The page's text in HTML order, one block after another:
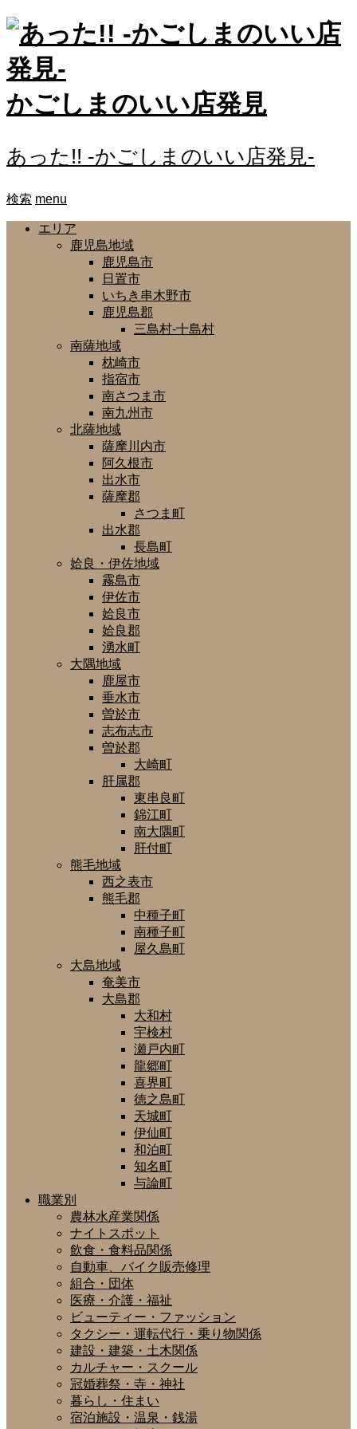
かごしまのいい店発見
あった!! -かごしまのいい店発見-
検索 menu
エリア
鹿児島地域
鹿児島市
日置市
いちき串木野市
鹿児島郡
三島村-十島村
南薩地域
枕崎市
指宿市
南さつま市
南九州市
北薩地域
薩摩川内市
阿久根市
出水市
薩摩郡
さつま町
出水郡
長島町
姶良・伊佐地域
霧島市
伊佐市
姶良市
姶良郡
湧水町
大隅地域
鹿屋市
垂水市
曽於市
志布志市
曽於郡
大崎町
肝属郡
東串良町
錦江町
南大隅町
肝付町
熊毛地域
西之表市
熊毛郡
中種子町
南種子町
屋久島町
大島地域
奄美市
大島郡
大和村
宇検村
瀬戸内町
龍郷町
喜界町
徳之島町
天城町
伊仙町
和泊町
知名町
与論町
職業別
農林水産業関係
ナイトスポット
飲食・食料品関係
自動車、バイク販売修理
組合・団体
医療・介護・福祉
ビューティー・ファッション
タクシー・運転代行・乗り物関係
建設・建築・土木関係
カルチャー・スクール
冠婚葬祭・寺・神社
暮らし・住まい
宿泊施設・温泉・銭湯